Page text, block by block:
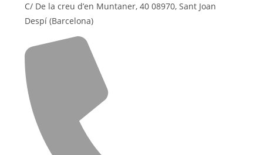
C/ De la creu d’en Muntaner, 40 08970, Sant Joan
Despí (Barcelona)